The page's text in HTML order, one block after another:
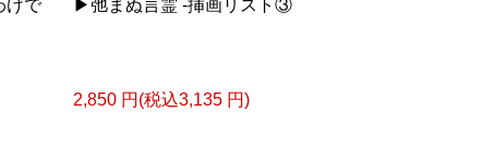
d/fMWTZVg
ザイン画集:BEST版>
けで
▶︎弛まぬ言霊 -挿画リスト③
2,850 円(税込3,135 円)